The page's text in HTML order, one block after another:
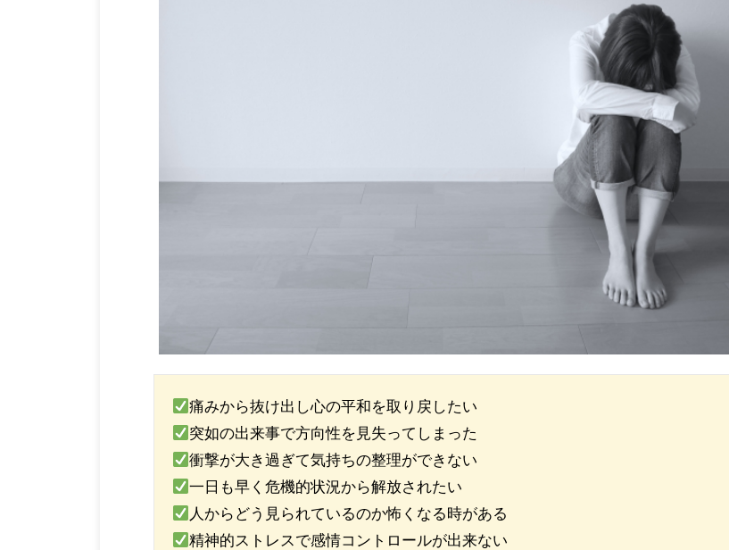
痛みから抜け出し心の平和を取り戻したい
突如の出来事で方向性を見失ってしまった
衝撃が大き過ぎて気持ちの整理ができない
一日も早く危機的状況から解放されたい
人からどう見られているのか怖くなる時がある
精神的ストレスで感情コントロールが出来ない